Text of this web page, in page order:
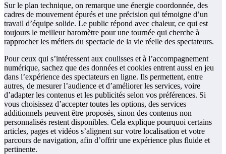
Sur le plan technique, on remarque une énergie coordonnée, des
cadres de mouvement épurés et une précision qui témoigne d’un
travail d’équipe solide. Le public répond avec chaleur, ce qui est
toujours le meilleur baromètre pour une tournée qui cherche à
rapprocher les métiers du spectacle de la vie réelle des spectateurs.
Pour ceux qui s’intéressent aux coulisses et à l’accompagnement
numérique, sachez que des données et cookies entrent aussi en jeu
dans l’expérience des spectateurs en ligne. Ils permettent, entre
autres, de mesurer l’audience et d’améliorer les services, voire
d’adapter les contenus et les publicités selon vos préférences. Si
vous choisissez d’accepter toutes les options, des services
additionnels peuvent être proposés, sinon des contenus non
personnalisés restent disponibles. Cela explique pourquoi certains
articles, pages et vidéos s’alignent sur votre localisation et votre
parcours de navigation, afin d’offrir une expérience plus fluide et
pertinente.